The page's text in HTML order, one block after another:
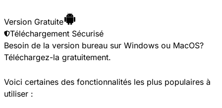
Version Gratuite
Téléchargement Sécurisé
Besoin de la version bureau sur Windows ou MacOS?
Téléchargez-la gratuitement.
Voici certaines des fonctionnalités les plus populaires à
utiliser :